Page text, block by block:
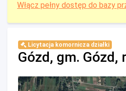
Włącz pełny dostęp do bazy
Licytacja komornicza działki
Gózd, gm. Gózd,